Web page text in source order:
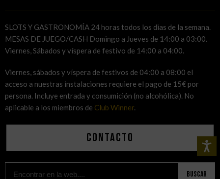
SLOTS Y GASTRONOMÍA 24 horas todos los dias de la semana.
MESAS DE JUEGO/CASH Domingo a Jueves de 14:00 a 03:00.
Viernes, Sábados y víspera de festivo de 14:00 a 04:00.
Viernes, sábados y víspera de festivos de 04:00 a 08:00 el
acceso a nuestras instalaciones requiere el pago de 15€ por
persona. Incluye entrada y consumición (no alcohólica). No
aplicable a los miembros de Club Winner.
Contacto
Buscar